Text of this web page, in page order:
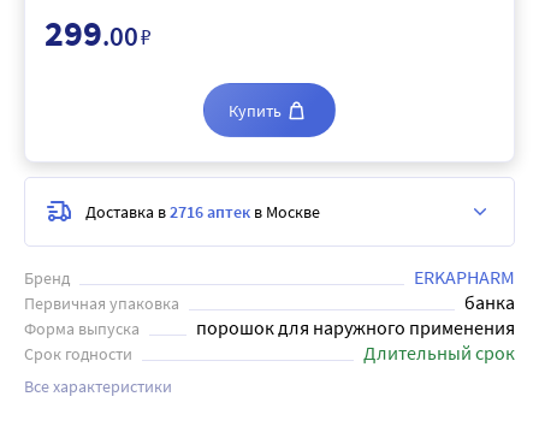
Бренд ERKAPHARM
Первичная упаковка банка
Форма выпуска порошок для наружного применения
Срок годности Длительный срок
Все характеристики
299.00₽
Купить
Доставка в2716 аптек в Москве